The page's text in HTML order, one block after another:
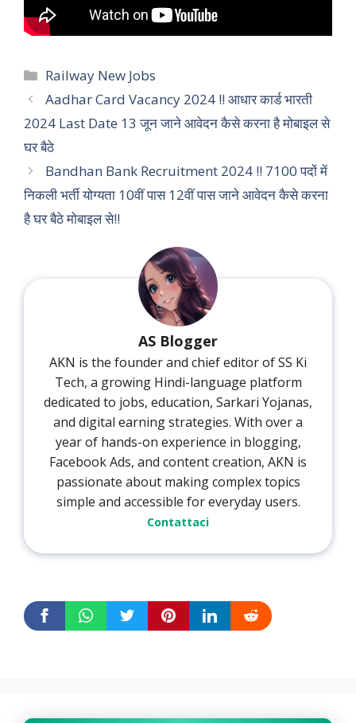
Categories
Railway New Jobs
Aadhar Card Vacancy 2024 !! आधार कार्ड भारती
2024 Last Date 13 जून जाने आवेदन कैसे करना है मोबाइल से
घर बैठे
Bandhan Bank Recruitment 2024 !! 7100 पदों में
निकली भर्ती योग्यता 10वीं पास 12वीं पास जाने आवेदन कैसे करना
है घर बैठे मोबाइल से!!
AS Blogger
AKN is the founder and chief editor of SS Ki
Tech, a growing Hindi-language platform
dedicated to jobs, education, Sarkari Yojanas,
and digital earning strategies. With over a
year of hands-on experience in blogging,
Facebook Ads, and content creation, AKN is
passionate about making complex topics
simple and accessible for everyday users.
Contattaci